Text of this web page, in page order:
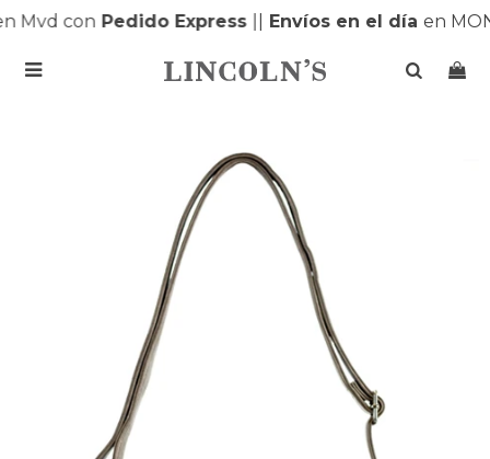
conPedido Express||Envíos en el díaen
